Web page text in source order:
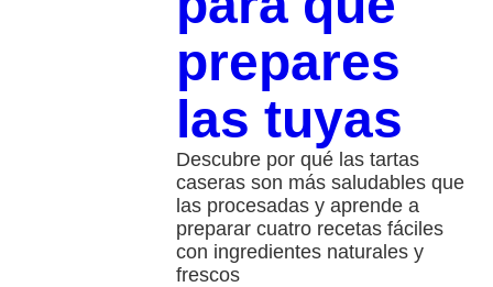
prepares
las tuyas
Descubre por qué las tartas
caseras son más saludables que
las procesadas y aprende a
preparar cuatro recetas fáciles
con ingredientes naturales y
frescos